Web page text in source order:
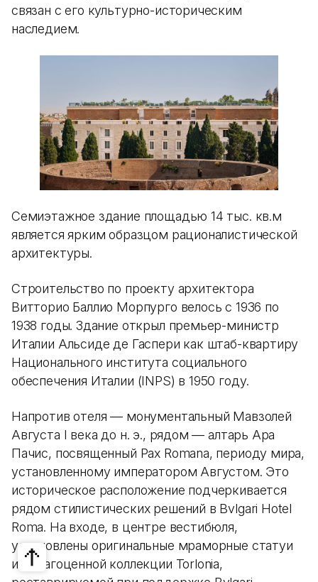
связан с его культурно-историческим
наследием.
Семиэтажное здание площадью 14 тыс. кв.м
является ярким образцом рационалистической
архитектуры.
Строительство по проекту архитектора
Витторио Баллио Морпурго велось с 1936 по
1938 годы. Здание открыл премьер-министр
Италии Альсиде де Гаспери как штаб-квартиру
Национального института социального
обеспечения Италии (INPS) в 1950 году.
Напротив отеля — монументальный Мавзолей
Августа I века до н. э., рядом — алтарь Ара
Пачис, посвященный Pax Romana, периоду мира,
установленному императором Августом. Это
историческое расположение подчеркивается
рядом стилистических решений в Bvlgari Hotel
Roma. На входе, в центре вестибюля,
установлены оригинальные мраморные статуи
из драгоценной коллекции Torlonia,